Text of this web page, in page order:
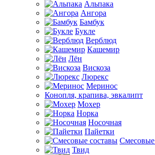
Альпака
Ангора
Бамбук
Букле
Верблюд
Кашемир
Лён
Вискоза
Люрекс
Меринос
Конопля, крапива, эвкалипт
Мохер
Норка
Носочная
Пайетки
Твид